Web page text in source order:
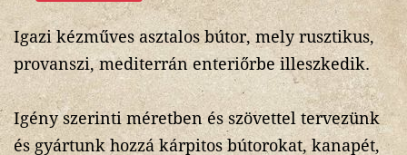
Igazi kézműves asztalos bútor, mely rusztikus,
provanszi, mediterrán enteriőrbe illeszkedik.
Igény szerinti méretben és szövettel tervezünk
és gyártunk hozzá kárpitos bútorokat, kanapét,